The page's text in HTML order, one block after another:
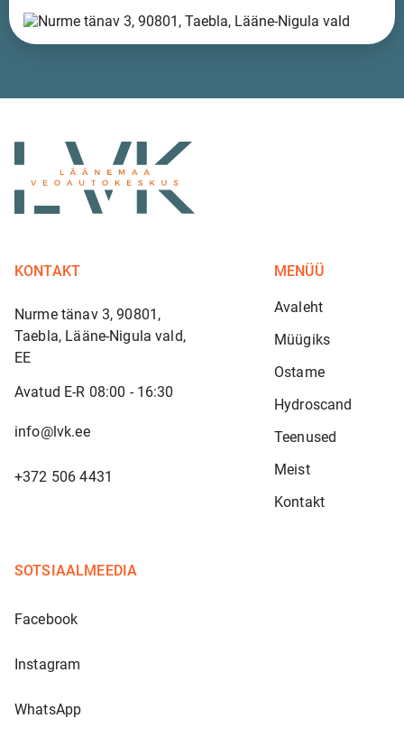
KONTAKT
Nurme tänav 3, 90801,
Taebla, Lääne-Nigula vald,
EE
Avatud E-R 08:00 - 16:30
info@lvk.ee
+372 506 4431
MENÜÜ
Avaleht
Müügiks
Ostame
Hydroscand
Teenused
Meist
Kontakt
SOTSIAALMEEDIA
Facebook
Instagram
WhatsApp